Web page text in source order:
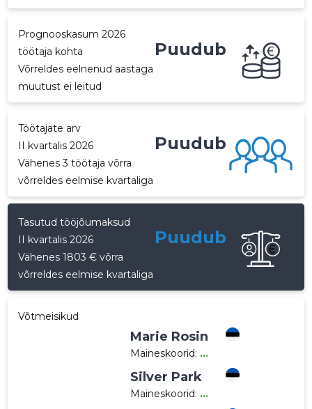
Prognooskasum 2026
töötaja kohta
Puudub
Võrreldes eelnenud aastaga
muutust ei leitud
Töötajate arv
II kvartalis 2026
Puudub
Vähenes 3 töötaja võrra
võrreldes eelmise kvartaliga
Tasutud tööjõumaksud
II kvartalis 2026
Puudub
Vähenes 1803 € võrra
võrreldes eelmise kvartaliga
Võtmeisikud
Marie Rosin
Maineskoorid: ...
Silver Park
Maineskoorid: ...